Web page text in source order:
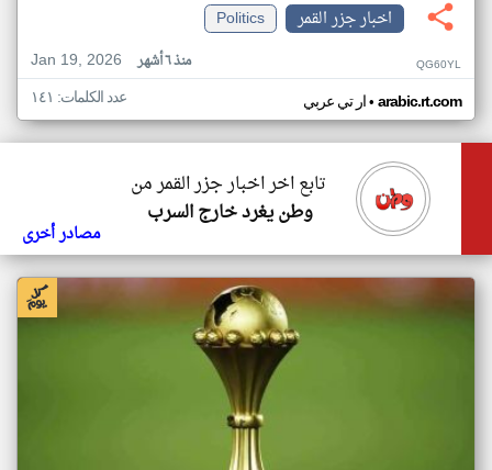
اخبار جزر القمر
Politics
Jan 19, 2026
منذ ٦ أشهر QG60YL
ار تي عربي• arabic.rt.com عدد الكلمات: ١٤١
تابع اخر اخبار جزر القمر من
وطن يغرد خارج السرب
مصادر أخرى